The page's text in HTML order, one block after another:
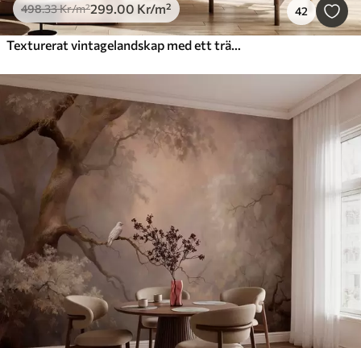
498.33Kr/m²299.00 Kr/m² 42
Texturerat vintagelandskap med ett träd nära en flod och en molnig himmel, naturkonst i sepiatoner